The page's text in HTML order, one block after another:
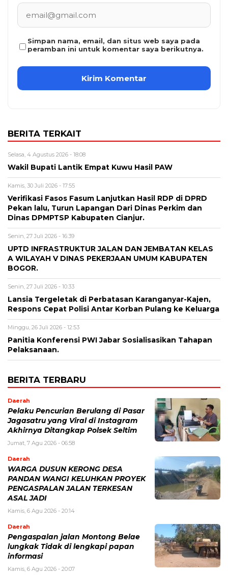
Simpan nama, email, dan situs web saya pada
peramban ini untuk komentar saya berikutnya.
BERITA TERKAIT
Selasa, 4 Agustus 2026 - 18:08
Wakil Bupati Lantik Empat Kuwu Hasil PAW
Kamis, 30 Juli 2026 - 17:55
Verifikasi Fasos Fasum Lanjutkan Hasil RDP di DPRD
Pekan lalu, Turun Lapangan Dari Dinas Perkim dan
Dinas DPMPTSP Kabupaten Cianjur.
Senin, 27 Juli 2026 - 16:39
UPTD INFRASTRUKTUR JALAN DAN JEMBATAN KELAS
A WILAYAH V DINAS PEKERJAAN UMUM KABUPATEN
BOGOR.
Senin, 27 Juli 2026 - 10:33
Lansia Tergeletak di Perbatasan Karanganyar-Kajen,
Respons Cepat Polisi Antar Korban Pulang ke Keluarga
Minggu, 26 Juli 2026 - 12:53
Panitia Konferensi PWI Jabar Sosialisasikan Tahapan
Pelaksanaan.
BERITA TERBARU
Daerah
Pelaku Pencurian Berulang di Pasar
Jagasatru yang Viral di Instagram
Akhirnya Ditangkap Polsek Seltim
Jumat, 7 Agu 2026 - 06:58
Daerah
WARGA DUSUN KERONG DESA
PANDAN WANGI KELUHKAN PROYEK
PENGASPALAN JALAN TERKESAN
ASAL JADI
Kamis, 6 Agu 2026 - 20:14
Daerah
Pengaspalan jalan Montong Belae
lungkak Tidak di lengkapi papan
informasi
Kamis, 6 Agu 2026 - 20:07